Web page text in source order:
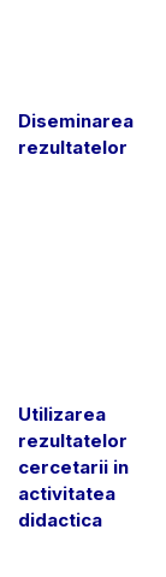
Diseminarea
rezultatelor
Utilizarea
rezultatelor
cercetarii in
activitatea
didactica